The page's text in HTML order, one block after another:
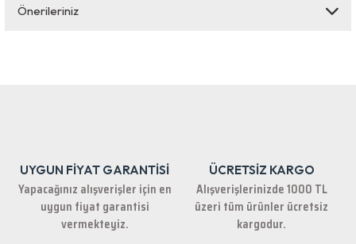
Önerileriniz
Ürün bilgilerinde hatalar bulunuyor.
Ürün fiyatı diğer sitelerden daha pahalı.
Bu ürüne benzer farklı alternatifler olmalı.
UYGUN FİYAT GARANTİSİ
Yapacağınız alışverişler için en
uygun fiyat garantisi
vermekteyiz.
ÜCRETSİZ KARGO
Alışverişlerinizde 1000 TL
üzeri tüm ürünler ücretsiz
kargodur.